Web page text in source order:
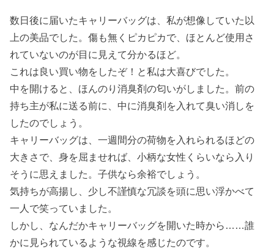
数日後に届いたキャリーバッグは、私が想像していた以
上の美品でした。傷も無くピカピカで、ほとんど使用さ
れていないのが目に見えて分かるほど。
これは良い買い物をしたぞ！と私は大喜びでした。
中を開けると、ほんのり消臭剤の匂いがしました。前の
持ち主が私に送る前に、中に消臭剤を入れて臭い消しを
したのでしょう。
キャリーバッグは、一週間分の荷物を入れられるほどの
大きさで、身を屈ませれば、小柄な女性くらいなら入り
そうに思えました。子供なら余裕でしょう。
気持ちが高揚し、少し不謹慎な冗談を頭に思い浮かべて
一人で笑っていました。
しかし、なんだかキャリーバッグを開いた時から……誰
かに見られているような視線を感じたのです。